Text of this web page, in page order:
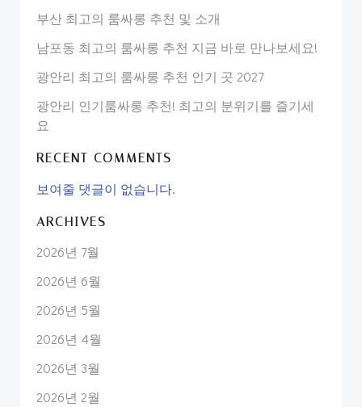
부산 최고의 룸싸롱 추천 및 소개
남포동 최고의 룸싸롱 추천 지금 바로 만나보세요!
광안리 최고의 룸싸롱 추천 인기 곳 2027
광안리 인기룸싸롱 추천! 최고의 분위기를 즐기세
요
RECENT COMMENTS
보여줄 댓글이 없습니다.
ARCHIVES
2026년 7월
2026년 6월
2026년 5월
2026년 4월
2026년 3월
2026년 2월